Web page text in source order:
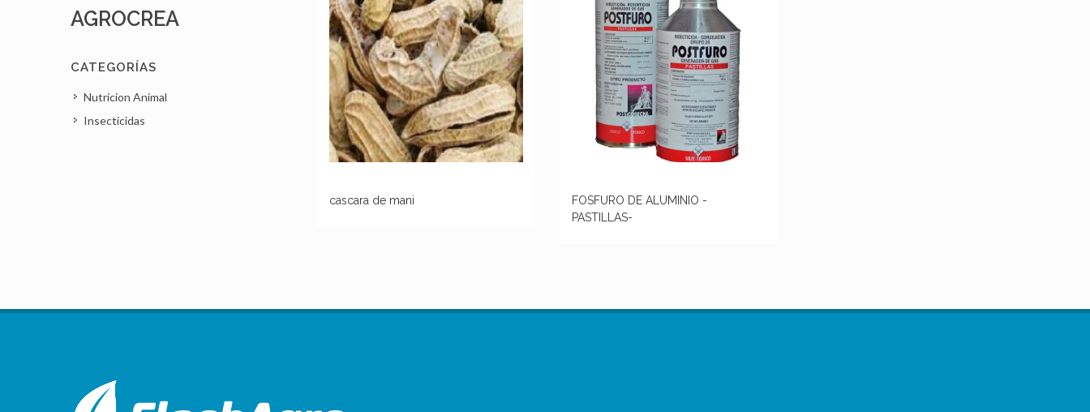
cascara de mani
FOSFURO DE ALUMINIO -
PASTILLAS-
AGROCREA
CATEGORÍAS
Nutricion Animal
Insecticidas